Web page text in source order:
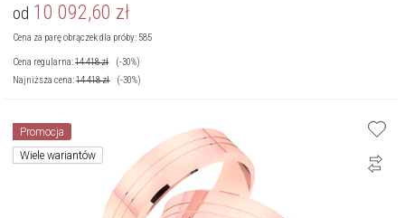
od 10 092,60 zł
Cena za parę obrączek dla próby: 585
Cena regularna:14 418zł
(-30%)
Najniższa cena:14 418zł (-30%)
Promocja
Wiele wariantów